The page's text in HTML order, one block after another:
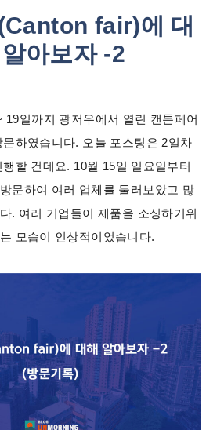
fair)에 대
아보자 -2
19일까지 광저우에서 열린 캔톤페어
하였습니다. 오늘 포스팅은 2일차
할 건데요. 10월 15일 일요일부터
문하여 여러 업체를 둘러보았고 많
. 여러 기업들이 제품을 소싱하기위
모습이 인상적이었습니다.